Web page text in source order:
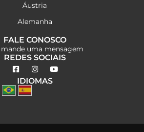
Áustria
Alemanha
FALE CONOSCO
mande uma mensagem
REDES SOCIAIS
IDIOMAS